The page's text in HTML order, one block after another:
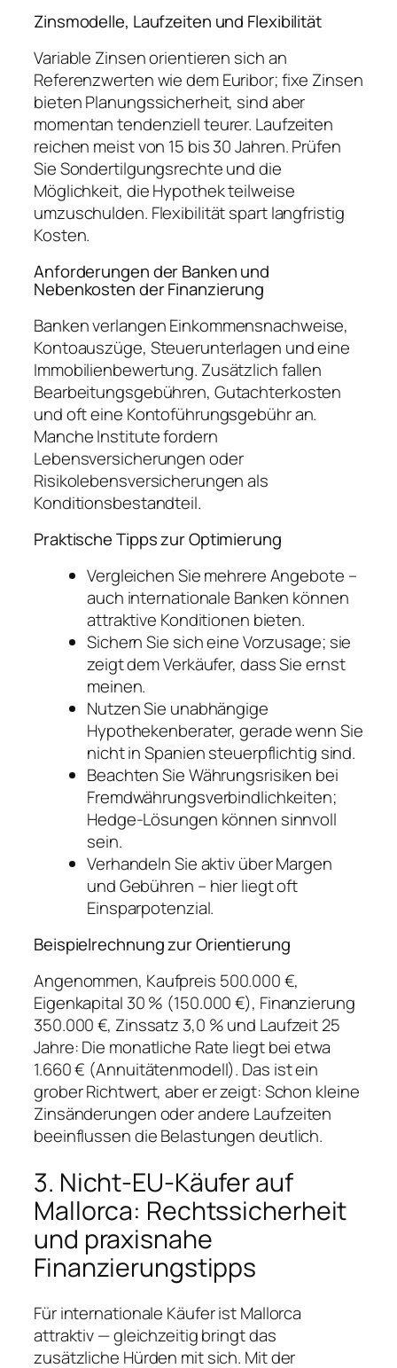
Zinsmodelle, Laufzeiten und Flexibilität
Variable Zinsen orientieren sich an
Referenzwerten wie dem Euribor; fixe Zinsen
bieten Planungssicherheit, sind aber
momentan tendenziell teurer. Laufzeiten
reichen meist von 15 bis 30 Jahren. Prüfen
Sie Sondertilgungsrechte und die
Möglichkeit, die Hypothek teilweise
umzuschulden. Flexibilität spart langfristig
Kosten.
Anforderungen der Banken und
Nebenkosten der Finanzierung
Banken verlangen Einkommensnachweise,
Kontoauszüge, Steuerunterlagen und eine
Immobilienbewertung. Zusätzlich fallen
Bearbeitungsgebühren, Gutachterkosten
und oft eine Kontoführungsgebühr an.
Manche Institute fordern
Lebensversicherungen oder
Risikolebensversicherungen als
Konditionsbestandteil.
Praktische Tipps zur Optimierung
Vergleichen Sie mehrere Angebote –
auch internationale Banken können
attraktive Konditionen bieten.
Sichern Sie sich eine Vorzusage; sie
zeigt dem Verkäufer, dass Sie ernst
meinen.
Nutzen Sie unabhängige
Hypothekenberater, gerade wenn Sie
nicht in Spanien steuerpflichtig sind.
Beachten Sie Währungsrisiken bei
Fremdwährungsverbindlichkeiten;
Hedge-Lösungen können sinnvoll
sein.
Verhandeln Sie aktiv über Margen
und Gebühren – hier liegt oft
Einsparpotenzial.
Beispielrechnung zur Orientierung
Angenommen, Kaufpreis 500.000 €,
Eigenkapital 30 % (150.000 €), Finanzierung
350.000 €, Zinssatz 3,0 % und Laufzeit 25
Jahre: Die monatliche Rate liegt bei etwa
1.660 € (Annuitätenmodell). Das ist ein
grober Richtwert, aber er zeigt: Schon kleine
Zinsänderungen oder andere Laufzeiten
beeinflussen die Belastungen deutlich.
3. Nicht-EU-Käufer auf
Mallorca: Rechtssicherheit
und praxisnahe
Finanzierungstipps
Für internationale Käufer ist Mallorca
attraktiv — gleichzeitig bringt das
zusätzliche Hürden mit sich. Mit der